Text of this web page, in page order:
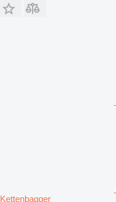
Kettenbagger